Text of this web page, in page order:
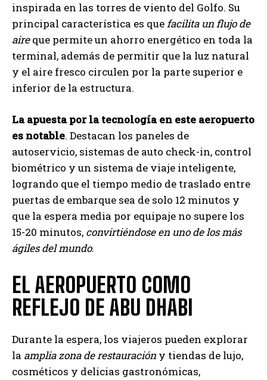
inspirada en las torres de viento del Golfo. Su
principal característica es quefacilita un flujo de
aireque permite un ahorro energético en toda la
terminal, además de permitir que la luz natural
y el aire fresco circulen por la parte superior e
inferior de la estructura.
La apuesta por la tecnología en este aeropuerto
es notable. Destacan los paneles de
autoservicio, sistemas de auto check-in, control
biométrico y un sistema de viaje inteligente,
logrando que el tiempo medio de traslado entre
puertas de embarque sea de solo 12 minutos y
que la espera media por equipaje no supere los
15-20 minutos, convirtiéndose en uno de los más
ágiles del mundo.
EL AEROPUERTO COMO
REFLEJO DE ABU DHABI
Durante la espera, los viajeros pueden explorar
la amplia zona de restauración y tiendas de lujo,
cosméticos y delicias gastronómicas,